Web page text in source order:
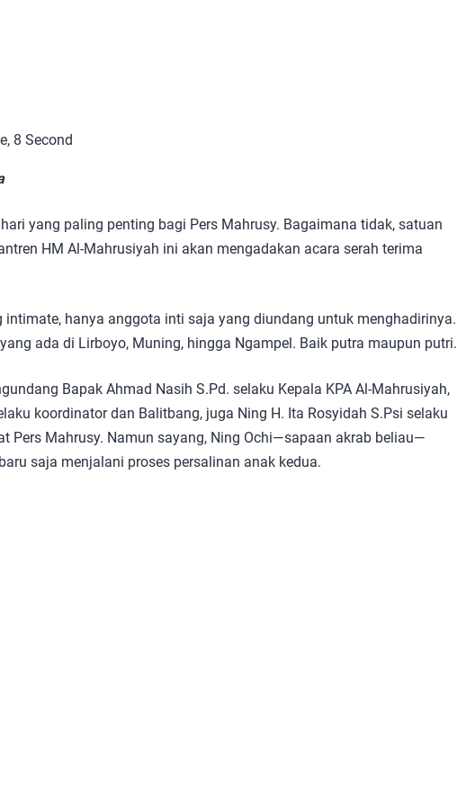
8 Second
yang paling penting bagi Pers Mahrusy. Bagaimana tidak, satuan
HM Al-Mahrusiyah ini akan mengadakan acara serah terima
intimate, hanya anggota inti saja yang diundang untuk menghadirinya.
ada di Lirboyo, Muning, hingga Ngampel. Baik putra maupun putri.
Bapak Ahmad Nasih S.Pd. selaku Kepala KPA Al-Mahrusiyah,
koordinator dan Balitbang, juga Ning H. Ita Rosyidah S.Psi selaku
Pers Mahrusy. Namun sayang, Ning Ochi—sapaan akrab beliau—
saja menjalani proses persalinan anak kedua.